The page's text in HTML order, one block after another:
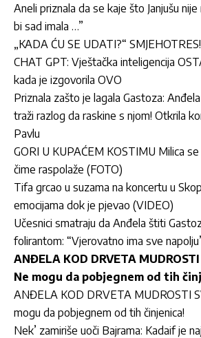
Aneli priznala da se kaje što Janjušu
bi sad imala …”
„KADA ĆU SE UDATI?“
CHAT GPT: Vještačka inteligencija
kada je izgovorila OVO
Priznala zašto je lagala Gastoza:
traži razlog da raskine s njom! Otkrila
Pavlu
GORI U KUPAĆEM KOSTIMU Milica
čime raspolaže (FOTO)
Tifa grcao u suzama na koncertu u
emocijama dok je pjevao (VIDEO)
Učesnici smatraju da Anđela štiti
folirantom: “Vjerovatno ima sve
ANĐELA KOD DRVETA
Ne mogu da pobjegnem od tih
ANĐELA KOD DRVETA MUDROSTI
mogu da pobjegnem od tih činjenica!
Nek’ zamiriše uoči Bajrama: Kadaif je